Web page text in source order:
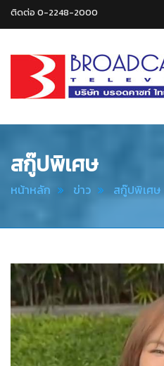
ติดต่อ 0-2248-2000
Thai
สกู๊ปพิเศษ
หน้าหลัก ข่าว สกู๊ปพิเศษ